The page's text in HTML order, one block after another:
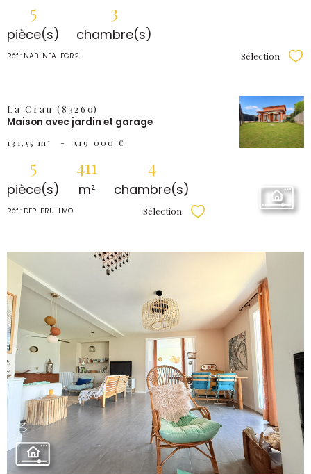
5
pièce(s)
3
chambre(s)
Réf : NAB-NFA-FGR2 Sélection
VOIR LE
BIEN
La Crau (83260)
Maison avec jardin et garage
131,55 m² - 519 000 €
5
pièce(s)
411
m²
4
chambre(s)
Réf : DEP-BRU-LMO Sélection Sélectionner
VOIR LE
BIEN